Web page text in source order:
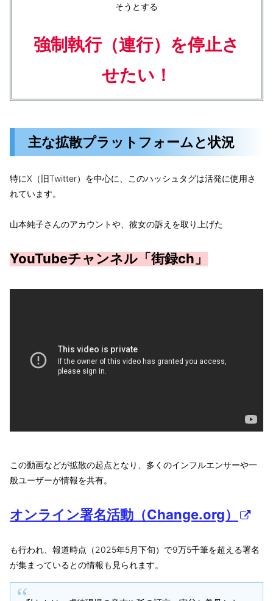
そうとする
強制執行（連行）を停止さ
せたい！
主な拡散プラットフォームと状況
特にX（旧Twitter）を中心に、このハッシュタグは活発に使用さ
れています。
山本純子さんのアカウントや、彼女の訴えを取り上げた
YouTubeチャンネル「街録ch」
この動画などが拡散の起点となり、多くのインフルエンサーや一
般ユーザーが情報を共有。
オンライン署名活動（Change.org）
も行われ、報道時点（2025年5月下旬）で9万5千筆を超える署名
が集まっているとの情報も見られます。